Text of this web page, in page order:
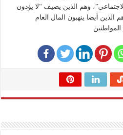
وهم الذين يضيف “لا يؤدون
أيضا ينهبون المال العام